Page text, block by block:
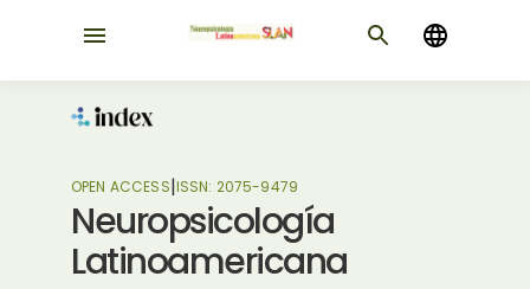
OPEN ACCESS|ISSN: 2075-9479
Neuropsicología
Latinoamericana